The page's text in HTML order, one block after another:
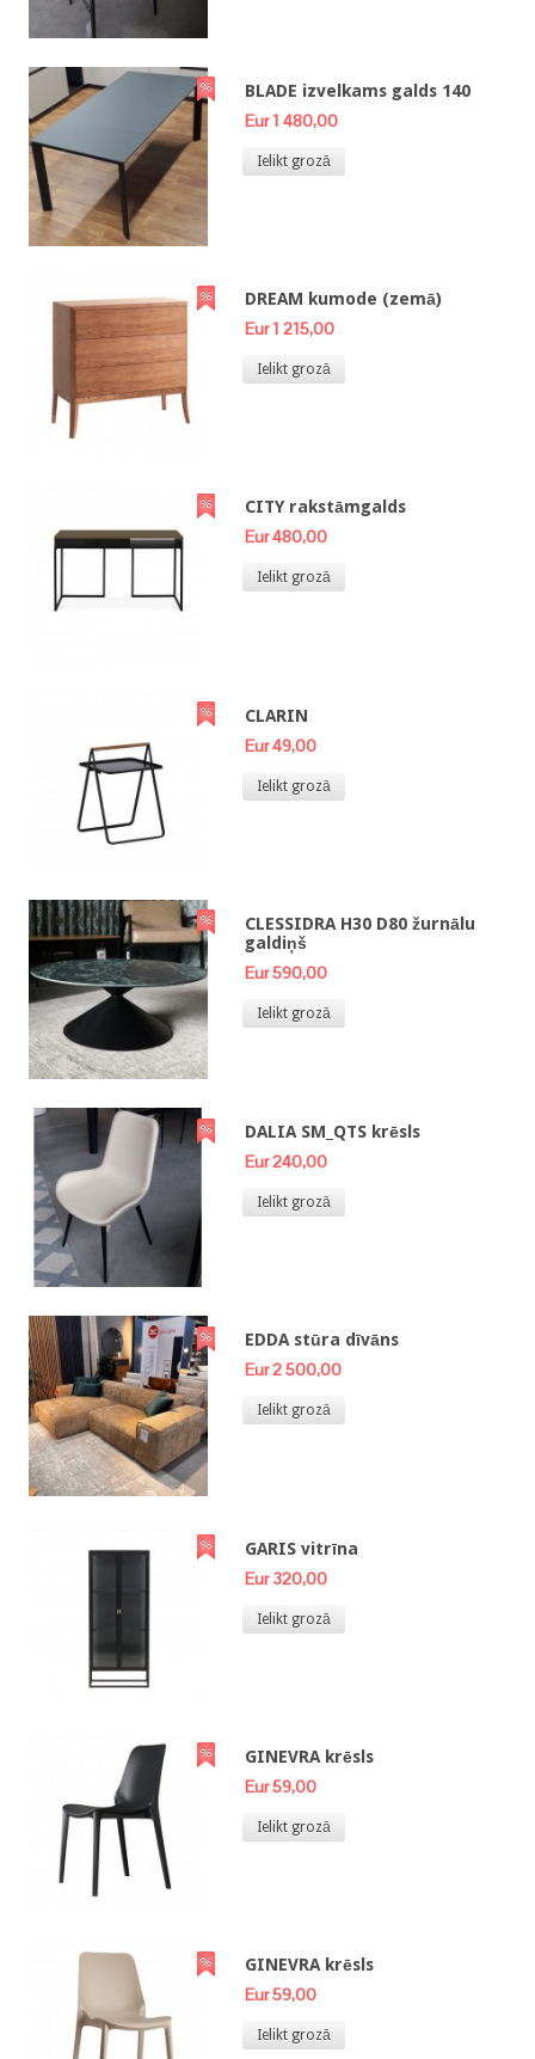
BLADE izvelkams galds 140
Eur 1 480,00
Ielikt grozā
DREAM kumode (zemā)
Eur 1 215,00
Ielikt grozā
CITY rakstāmgalds
Eur 480,00
Ielikt grozā
CLARIN
Eur 49,00
Ielikt grozā
CLESSIDRA H30 D80 žurnālu
galdiņš
Eur 590,00
Ielikt grozā
DALIA SM_QTS krēsls
Eur 240,00
Ielikt grozā
EDDA stūra dīvāns
Eur 2 500,00
Ielikt grozā
GARIS vitrīna
Eur 320,00
Ielikt grozā
GINEVRA krēsls
Eur 59,00
Ielikt grozā
GINEVRA krēsls
Eur 59,00
Ielikt grozā